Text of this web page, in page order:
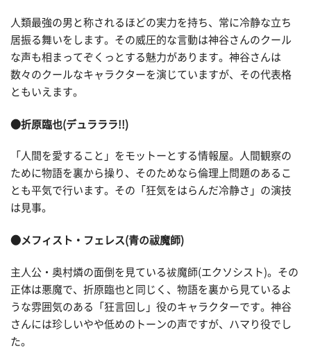
人類最強の男と称されるほどの実力を持ち、常に冷静な立ち
居振る舞いをします。その威圧的な言動は神谷さんのクール
な声も相まってぞくっとする魅力があります。神谷さんは
数々のクールなキャラクターを演じていますが、その代表格
ともいえます。
●折原臨也(デュラララ!!)
「人間を愛すること」をモットーとする情報屋。人間観察の
ために物語を裏から操り、そのためなら倫理上問題のあるこ
とも平気で行います。その「狂気をはらんだ冷静さ」の演技
は見事。
●メフィスト・フェレス(青の祓魔師)
主人公・奥村燐の面倒を見ている祓魔師(エクソシスト)。その
正体は悪魔で、折原臨也と同じく、物語を裏から見ているよ
うな雰囲気のある「狂言回し」役のキャラクターです。神谷
さんには珍しいやや低めのトーンの声ですが、ハマり役でし
た。